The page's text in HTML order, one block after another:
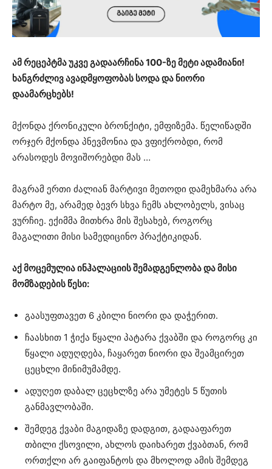
ამ რეცეპტმა უკვე გადაარჩინა 100-ზე მეტი ადამიანი!
ხანგრძლივ ავადმყოფობას სოდა და ნიორი
დაამარცხებს!
მქონდა ქრონიკული ბრონქიტი, ემფიზემა. წელიწადში
ორჯერ მქონდა პნევმონია და ვფიქრობდი, რომ
არასოდეს მოვიშორებდი მას …
მაგრამ ერთი ძალიან მარტივი მეთოდი დამეხმარა არა
მარტო მე, არამედ ბევრ სხვა ჩემს ახლობელს, ვისაც
ვურჩიე. ექიმმა მითხრა მის შესახებ, როგორც
მაგალითი მისი სამედიცინო პრაქტიკიდან.
აქ მოცემულია ინჰალაციის შემადგენლობა და მისი
მომზადების წესი:
გაასუფთავეთ 6 კბილი ნიორი და დაჭერით.
ჩაასხით 1 ჭიქა წყალი პატარა ქვაბში და როგორც კი
წყალი ადუღდება, ჩაყარეთ ნიორი და შეამცირეთ
ცეცხლი მინიმუმამდე.
ადუღეთ დაბალ ცეცხლზე არა უმეტეს 5 წუთის
განმავლობაში.
შემდეგ ქვაბი მაგიდაზე დადგით, გადააფარეთ
თბილი ქსოვილი, ახლოს დაიხარეთ ქვაბთან, რომ
ორთქლი არ გაიფანტოს და მხოლოდ ამის შემდეგ